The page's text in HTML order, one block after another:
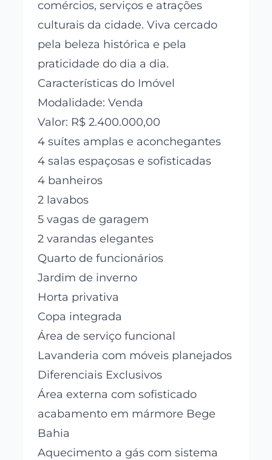
comércios, serviços e atrações
culturais da cidade. Viva cercado
pela beleza histórica e pela
praticidade do dia a dia.
Características do Imóvel
Modalidade: Venda
Valor: R$ 2.400.000,00
4 suítes amplas e aconchegantes
4 salas espaçosas e sofisticadas
4 banheiros
2 lavabos
5 vagas de garagem
2 varandas elegantes
Quarto de funcionários
Jardim de inverno
Horta privativa
Copa integrada
Área de serviço funcional
Lavanderia com móveis planejados
Diferenciais Exclusivos
Área externa com sofisticado
acabamento em mármore Bege
Bahia
Aquecimento a gás com sistema